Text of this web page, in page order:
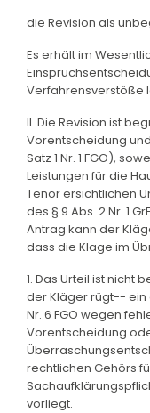
die Revision als
Es erhält im
Verfahrensverstöße
II. Die Revision ist
Vorentscheidung
Satz 1 Nr. 1 FGO),
Leistungen für die
Tenor ersichtlichen
des § 9 Abs. 2 Nr. 1
Antrag kann der
dass die Klage im
1. Das Urteil ist nicht
der Kläger rügt-- ein
Nr. 6 FGO wegen
Vorentscheidung
rechtlichen Gehörs
vorliegt.